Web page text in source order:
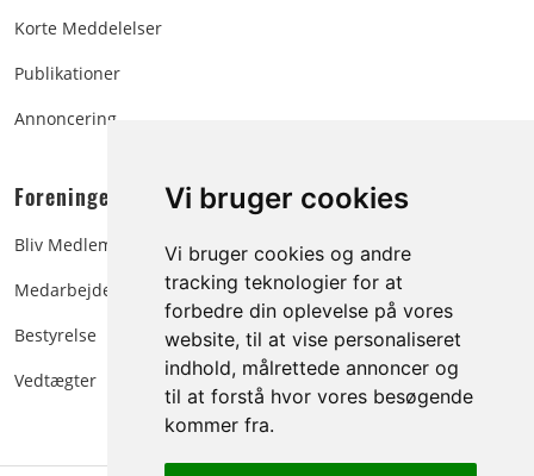
Vi bruger cookies
Vi bruger cookies og andre
tracking teknologier for at
forbedre din oplevelse på vores
website, til at vise personaliseret
indhold, målrettede annoncer og
til at forstå hvor vores besøgende
kommer fra.
Korte Meddelelser
Publikationer
Annoncering
Foreningen:
Bliv Medlem
Medarbejdere
Bestyrelse
Vedtægter